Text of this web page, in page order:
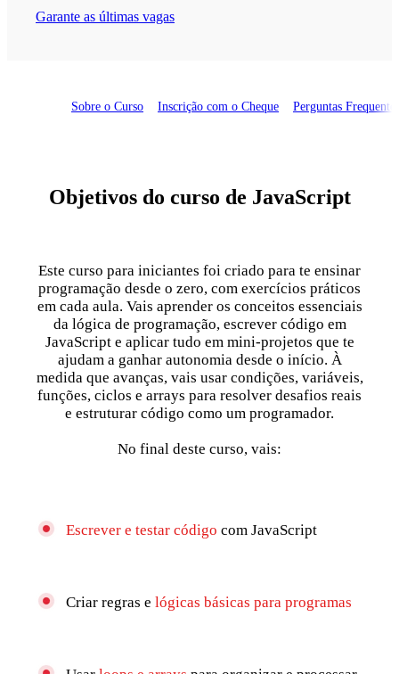
Garante as últimas vagas
Sobre o Curso Inscrição com o Cheque Perguntas Frequentes
Objetivos do curso de JavaScript
Este curso para iniciantes foi criado para te ensinar
programação desde o zero, com exercícios práticos
em cada aula. Vais aprender os conceitos essenciais
da lógica de programação, escrever código em
JavaScript e aplicar tudo em mini-projetos que te
ajudam a ganhar autonomia desde o início. À
medida que avanças, vais usar condições, variáveis,
funções, ciclos e arrays para resolver desafios reais
e estruturar código como um programador.
No final deste curso, vais:
Escrever e testar código com JavaScript
Criar regras e lógicas básicas para programas